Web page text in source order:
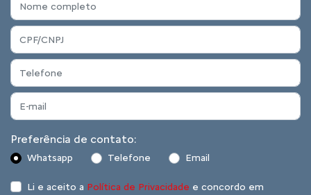
Preferência de contato:
Whatsapp Telefone Email
Li e aceito a Política de Privacidade e concordo em